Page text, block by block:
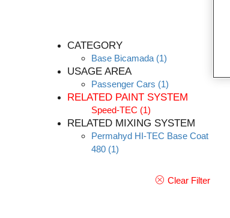
CATEGORY
Base Bicamada (1)
USAGE AREA
Passenger Cars (1)
RELATED PAINT SYSTEM
Speed-TEC (1)
RELATED MIXING SYSTEM
Permahyd HI-TEC Base Coat
480 (1)
Clear Filter